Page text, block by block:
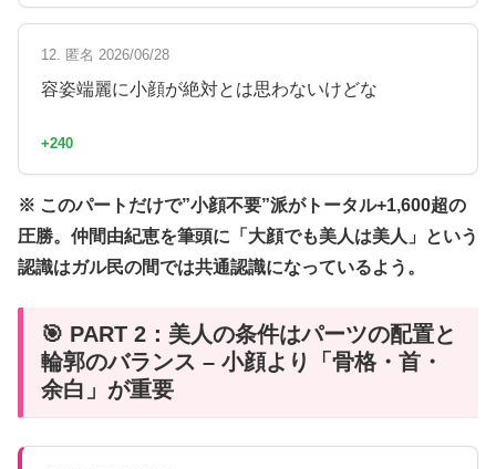
12. 匿名 2026/06/28
容姿端麗に小顔が絶対とは思わないけどな
+240
※ このパートだけで”小顔不要”派がトータル+1,600超の
圧勝。仲間由紀恵を筆頭に「大顔でも美人は美人」という
認識はガル民の間では共通認識になっているよう。
🎯 PART 2：美人の条件はパーツの配置と
輪郭のバランス – 小顔より「骨格・首・
余白」が重要